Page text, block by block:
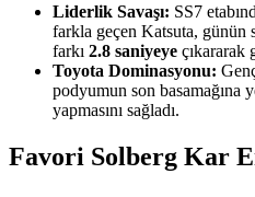
Liderlik Savaşı: SS7
farkla geçen Katsuta, günün
farkı 2.8 saniyeye çıkararak
Toyota Dominasyonu:
podyumun son basamağına
yapmasını sağladı.
Favori Solberg Kar